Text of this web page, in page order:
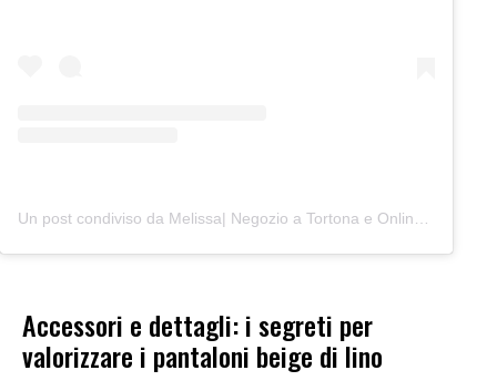
Accessori e dettagli: i segreti per
valorizzare i pantaloni beige di lino